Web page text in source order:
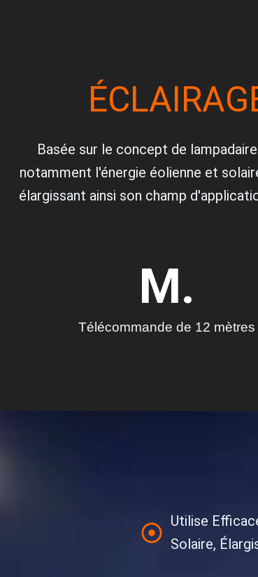
Basée sur le concept de
notamment l'énergie éolienne et
élargissant ainsi son champ
Télécommande de 12 mètres
M.
Utilise
Solaire,